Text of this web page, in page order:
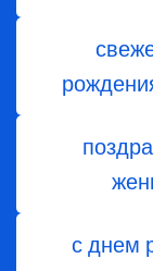
с днем